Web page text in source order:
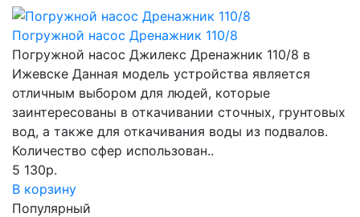
Погружной насос Дренажник 110/8
Погружной насос Джилекс Дренажник 110/8 в
Ижевске Данная модель устройства является
отличным выбором для людей, которые
заинтересованы в откачивании сточных, грунтовых
вод, а также для откачивания воды из подвалов.
Количество сфер использован..
5 130р.
В корзину
Популярный